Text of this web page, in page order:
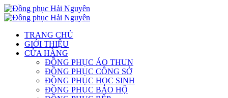
TRANG CHỦ
GIỚI THIỆU
CỬA HÀNG
ĐỒNG PHỤC ÁO THUN
ĐỒNG PHỤC CÔNG SỞ
ĐỒNG PHỤC HỌC SINH
ĐỒNG PHỤC BẢO HỘ